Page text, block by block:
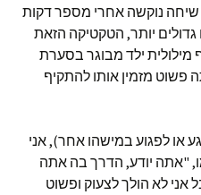
נוקשה אחרי מספר דקות
יותר, הטקטיקה הזאת
ילד מבוגר בסערת
פשוט מזמין אותו להתקיף
או לפגוע במישהו אחר), אני
"אתה יודע, הדרך בה אתה
אני לא הולך לצעוק ופשוט